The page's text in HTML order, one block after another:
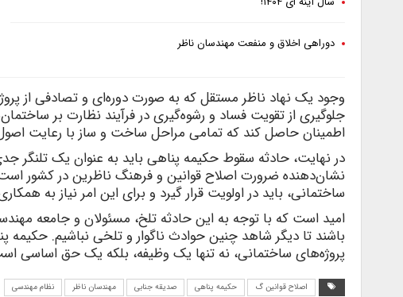
دوراهی اخلاق و منفعت مهندسان ناظر
وجود یک نهاد ناظر مستقل که به صورت دوره‌ای و تصادفی از
جلوگیری از تقویت فساد و رشوه‌گیری در فرآیند نظارت بر
اطمینان حاصل کند که تمامی مراحل ساخت و ساز با رعایت اصول
در نهایت، حادثه سقوط حکیمه پناهی باید به عنوان یک تلنگر
نشان‌دهنده ضرورت اصلاح قوانین و فرهنگ ناظرین در کشور است.
ساختمانی، باید در اولویت قرار گیرد و برای این امر نیاز به
امید است که با توجه به این حادثه تلخ، مسئولان و جامعه
باشند تا دیگر شاهد چنین حوادث ناگوار و تلخی نباشیم. حکیمه
پروژه‌های ساختمانی، نه تنها یک وظیفه، بلکه یک حق اساسی
اصلاح قوانین گ حکیمه پناهی صدیقه جنابی مهندسان ناظر نظام مهندسی